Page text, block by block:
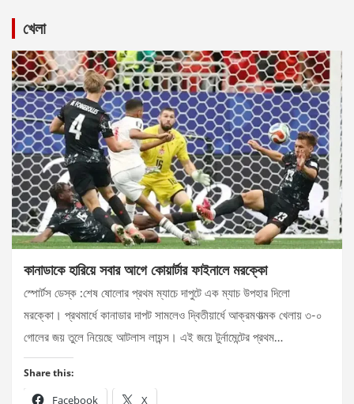
খেলা
কানাডাকে হারিয়ে সবার আগে কোয়ার্টার ফাইনালে মরক্কো
স্পোর্টস ডেস্ক :শেষ ষোলোর প্রথম ম্যাচে দাপুটে এক ম্যাচ উপহার দিলো
মরক্কো। প্রথমার্ধে কানাডার দাপট সামলেও দ্বিতীয়ার্ধে আক্রমণাত্মক খেলায় ৩-০
গোলের জয় তুলে নিয়েছে আটলাস লায়ন্স। এই জয়ে টুর্নামেন্টের প্রথম…
Share this:
Facebook X